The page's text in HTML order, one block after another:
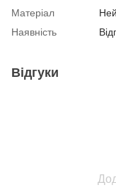
Матеріал
Наявність
Відгуки